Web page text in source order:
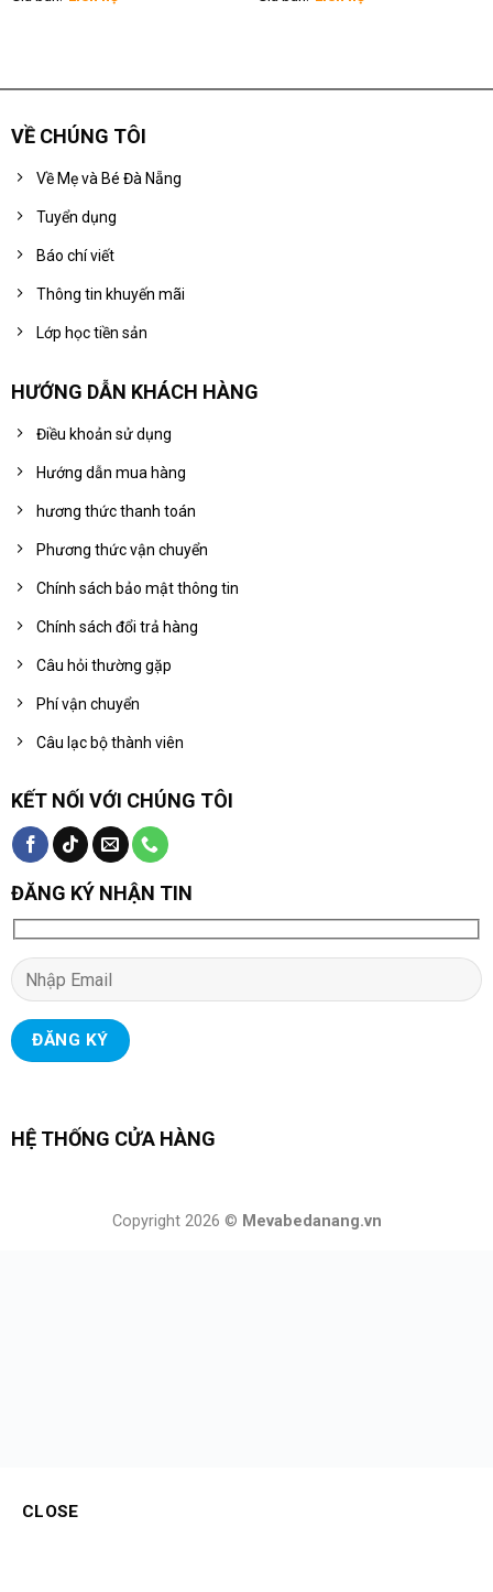
VỀ CHÚNG TÔI
Về Mẹ và Bé Đà Nẵng
Tuyển dụng
Báo chí viết
Thông tin khuyến mãi
Lớp học tiền sản
HƯỚNG DẪN KHÁCH HÀNG
Điều khoản sử dụng
Hướng dẫn mua hàng
hương thức thanh toán
Phương thức vận chuyển
Chính sách bảo mật thông tin
Chính sách đổi trả hàng
Câu hỏi thường gặp
Phí vận chuyển
Câu lạc bộ thành viên
KẾT NỐI VỚI CHÚNG TÔI
ĐĂNG KÝ NHẬN TIN
HỆ THỐNG CỬA HÀNG
Copyright 2026 © Mevabedanang.vn
CLOSE